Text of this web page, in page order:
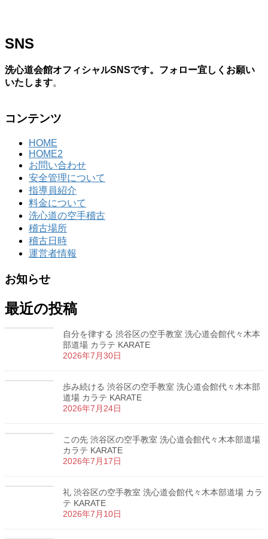
SNS
洗心道会館オフィシャルSNSです。フォロー宜しくお願い
いたします。
コンテンツ
HOME
HOME2
お問い合わせ
安全管理について
指導員紹介
料金について
洗心道の空手稽古
稽古場所
稽古日時
運営者情報
お知らせ
最近の投稿
自分を律する 渋谷区の空手教室 洗心道会館代々木本
部道場 カラテ KARATE
2026年7月30日
歩み続ける 渋谷区の空手教室 洗心道会館代々木本部
道場 カラテ KARATE
2026年7月24日
この先 渋谷区の空手教室 洗心道会館代々木本部道場
カラテ KARATE
2026年7月17日
礼 渋谷区の空手教室 洗心道会館代々木本部道場 カラ
テ KARATE
2026年7月10日